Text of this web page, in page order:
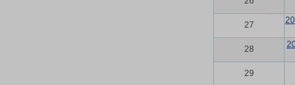
27
28
29